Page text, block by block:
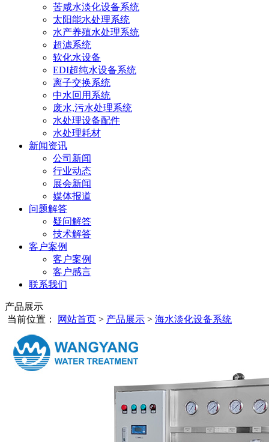
苦咸水淡化设备系统
太阳能水处理系统
水产养殖水处理系统
超滤系统
软化水设备
EDI超纯水设备系统
离子交换系统
中水回用系统
废水,污水处理系统
水处理设备配件
水处理耗材
新闻资讯
公司新闻
行业动态
展会新闻
媒体报道
问题解答
疑问解答
技术解答
客户案例
客户案例
客户感言
联系我们
产品展示
当前位置：
网站首页 > 产品展示 > 海水淡化设备系统